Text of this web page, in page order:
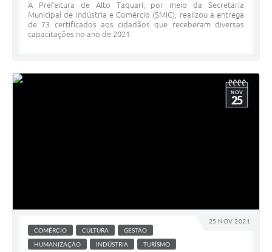
A Prefeitura de Alto Taquari, por meio da Secretaria
Municipal de Indústria e Comércio (SMIC), realizou a entrega
de 73 certificados aos cidadãos que receberam diversas
capacitações no ano de 2021.
25 NOV 2021
NOV
25
COMÉRCIO CULTURA
GESTÃO
HUMANIZAÇÃO
INDÚSTRIA TURÍSMO